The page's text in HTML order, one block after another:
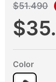
$51.490
$35.
Color